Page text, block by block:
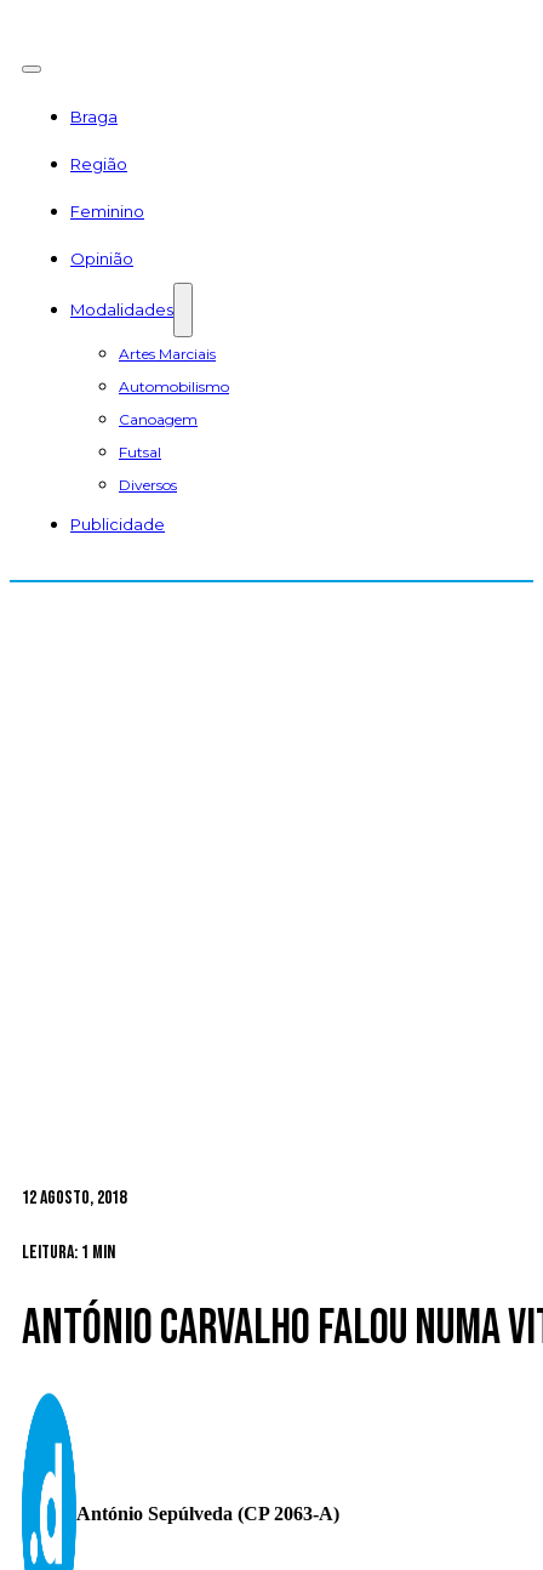
Braga
Região
Feminino
Opinião
Modalidades
Artes Marciais
Automobilismo
Canoagem
Futsal
Diversos
Publicidade
12 Agosto, 2018
Leitura: 1 min
António Carvalho falou numa
António Sepúlveda (CP 2063-A)